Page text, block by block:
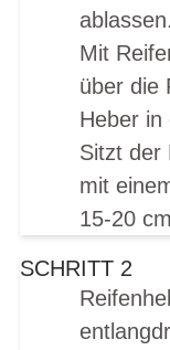
ablassen.
Mit
über die
Heber in
Sitzt der
mit
15-20
SCHRITT 2